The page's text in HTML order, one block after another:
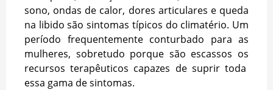
sono, ondas de calor, dores articulares e queda
na libido são sintomas típicos do climatério. Um
período frequentemente conturbado para as
mulheres, sobretudo porque são escassos os
recursos terapêuticos capazes de suprir toda
essa gama de sintomas.